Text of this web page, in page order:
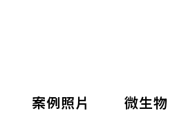
案例照片 微生物